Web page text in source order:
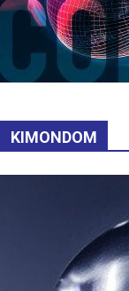
KIMONDOM